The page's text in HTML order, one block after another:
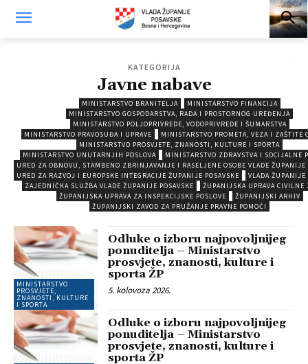
KATEGORIJA
Javne nabave
MINISTARSTVO BRANITELJA
MINISTARSTVO FINANCIJA
MINISTARSTVO GOSPODARSTVA, RADA I PROSTORNOG UREĐENJA
MINISTARSTVO POLJOPRIVREDE, VODOPRIVREDE I ŠUMARSTVA
MINISTARSTVO PRAVOSUĐA I UPRAVE
MINISTARSTVO PROMETA, VEZA I ZAŠTITE
MINISTARSTVO PROSVJETE, ZNANOSTI, KULTURE I SPORTA
MINISTARSTVO UNUTARNJIH POSLOVA
MINISTARSTVO ZDRAVSTVA I SOCIJALNE
URED ZA OBNOVU, STAMBENO ZBRINJAVANJE I RASELJENE OSOBE VLADE ŽUPANIJE
URED ZA RAZVOJ I EUROPSKE INTEGRACIJE ŽUPANIJE POSAVSKE
VLADA ŽUPANIJE
ZAJEDNIČKA SLUŽBA VLADE ŽUPANIJE POSAVSKE
ŽUPANIJSKA UPRAVA CIVILNE
ŽUPANIJSKA UPRAVA ZA INSPEKCIJSKE POSLOVE
ŽUPANIJSKI ARHIV
ŽUPANIJSKI ZAVOD ZA PRUŽANJE PRAVNE POMOĆI
MINISTARSTVO
PROSVJETE,
ZNANOSTI, KULTURE
I SPORTA
Odluke o izboru najpovoljnijeg
ponuditelja – Ministarstvo
prosvjete, znanosti, kulture i
sporta ŽP
5. kolovoza 2026.
Odluke o izboru najpovoljnijeg
ponuditelja – Ministarstvo
prosvjete, znanosti, kulture i
sporta ŽP